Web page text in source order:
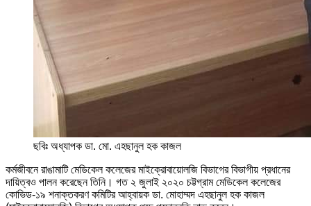
ছবিঃ অধ্যাপক ডা. মো. এহছানুল হক কাজল
কর্মজীবনে রাঙামাটি মেডিকেল কলেজের মাইক্রোবায়োলজি বিভাগের বিভাগীয় প্রধানের
দায়িত্বও পালন করেছেন তিনি। গত ২ জুলাই ২০২০ চট্টগ্রাম মেডিকেল কলেজের
কোভিড-১৯ শনাক্তকরণ কমিটির আহ্বায়ক ডা. মোহাম্মদ এহছানুল হক কাজল